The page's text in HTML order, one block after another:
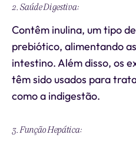
2. Saúde Digestiva:
Contêm inulina, um tipo
prebiótico, alimentando
intestino. Além disso, os
têm sido usados para
como a indigestão.
3. Função Hepática: